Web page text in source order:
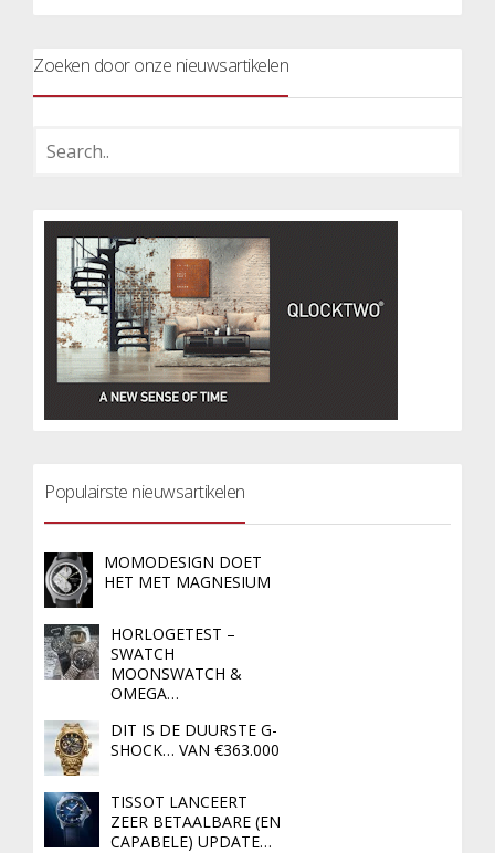
Zoeken door onze nieuwsartikelen
Populairste nieuwsartikelen
MOMODESIGN DOET
HET MET MAGNESIUM
HORLOGETEST –
SWATCH
MOONSWATCH &
OMEGA…
DIT IS DE DUURSTE G-
SHOCK… VAN €363.000
TISSOT LANCEERT
ZEER BETAALBARE (EN
CAPABELE) UPDATE…